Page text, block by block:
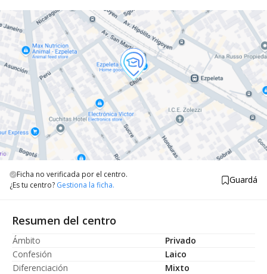
Ficha no verificada por el centro.
¿Es tu centro? Gestiona la ficha. Guardá
Resumen del centro
Ámbito
Privado
Confesión
Laico
Diferenciación
Mixto